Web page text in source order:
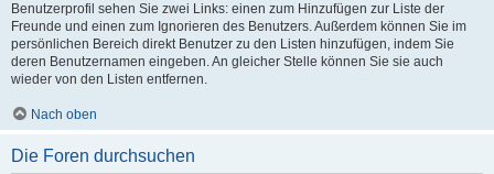
Benutzerprofil sehen Sie zwei Links: einen zum Hinzufügen zur Liste der
Freunde und einen zum Ignorieren des Benutzers. Außerdem können Sie im
persönlichen Bereich direkt Benutzer zu den Listen hinzufügen, indem Sie
deren Benutzernamen eingeben. An gleicher Stelle können Sie sie auch
wieder von den Listen entfernen.
Nach oben
Die Foren durchsuchen